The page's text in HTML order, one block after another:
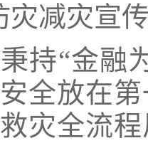
灾减灾宣
持“金融
全放在
灾全流